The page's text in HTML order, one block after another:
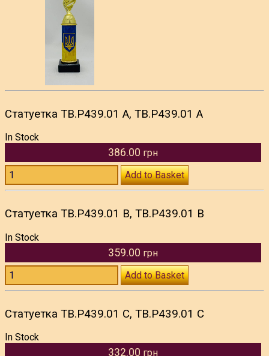
Статуетка TB.P439.01 A, TB.P439.01 A
In Stock
386.00 грн
Add to Basket
Статуетка TB.P439.01 B, TB.P439.01 B
In Stock
359.00 грн
Add to Basket
Статуетка TB.P439.01 C, TB.P439.01 C
In Stock
332.00 грн